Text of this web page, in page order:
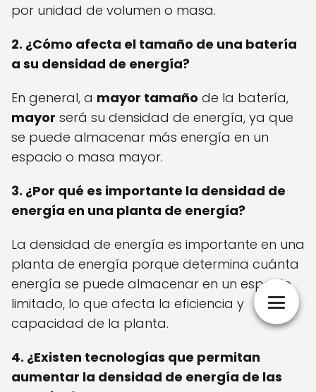
por unidad de volumen o masa.
2. ¿Cómo afecta el tamaño de una batería
a su densidad de energía?
En general, a mayor tamaño de la batería,
mayor será su densidad de energía, ya que
se puede almacenar más energía en un
espacio o masa mayor.
3. ¿Por qué es importante la densidad de
energía en una planta de energía?
La densidad de energía es importante en una
planta de energía porque determina cuánta
energía se puede almacenar en un espacio
limitado, lo que afecta la eficiencia y
capacidad de la planta.
4. ¿Existen tecnologías que permitan
aumentar la densidad de energía de las